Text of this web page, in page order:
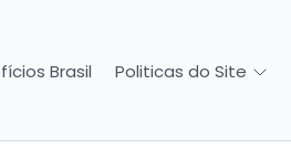
Brasil Politicas do Site